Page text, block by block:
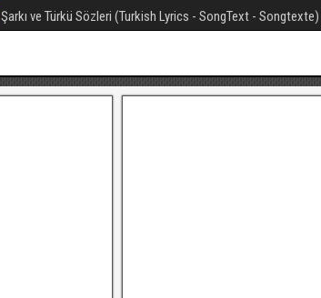
Şarkı ve Türkü Sözleri (Turkish Lyrics - SongText - Songtexte)